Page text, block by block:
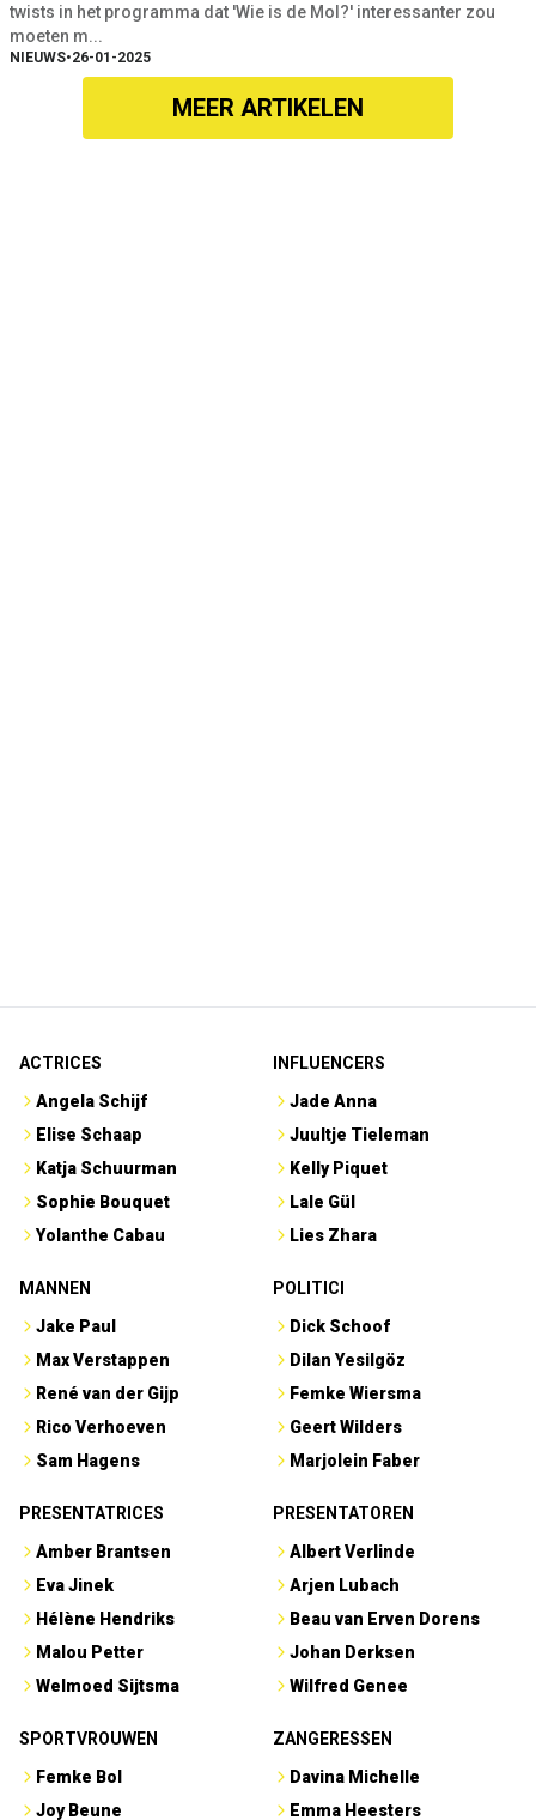
twists in het programma dat 'Wie is de Mol?' interessanter zou
moeten m...
NIEUWS•26-01-2025
MEER ARTIKELEN
ACTRICES
Angela Schijf
Elise Schaap
Katja Schuurman
Sophie Bouquet
Yolanthe Cabau
INFLUENCERS
Jade Anna
Juultje Tieleman
Kelly Piquet
Lale Gül
Lies Zhara
MANNEN
Jake Paul
Max Verstappen
René van der Gijp
Rico Verhoeven
Sam Hagens
POLITICI
Dick Schoof
Dilan Yesilgöz
Femke Wiersma
Geert Wilders
Marjolein Faber
PRESENTATRICES
Amber Brantsen
Eva Jinek
Hélène Hendriks
Malou Petter
Welmoed Sijtsma
PRESENTATOREN
Albert Verlinde
Arjen Lubach
Beau van Erven Dorens
Johan Derksen
Wilfred Genee
SPORTVROUWEN
Femke Bol
Joy Beune
ZANGERESSEN
Davina Michelle
Emma Heesters